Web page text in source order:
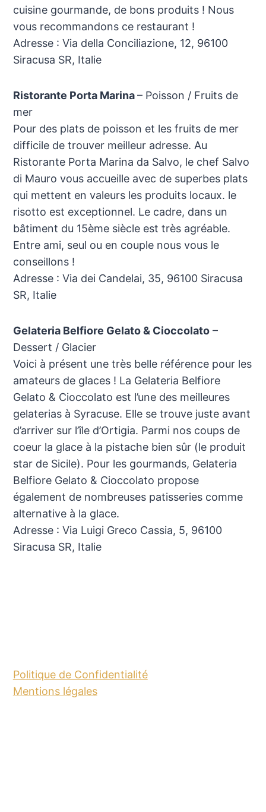
cuisine gourmande, de bons produits ! Nous
vous recommandons ce restaurant !
Adresse : Via della Conciliazione, 12, 96100
Siracusa SR, Italie
Ristorante Porta Marina– Poisson / Fruits de
mer
Pour des plats de poisson et les fruits de mer
difficile de trouver meilleur adresse. Au
Ristorante Porta Marina da Salvo, le chef Salvo
di Mauro vous accueille avec de superbes plats
qui mettent en valeurs les produits locaux. le
risotto est exceptionnel. Le cadre, dans un
bâtiment du 15ème siècle est très agréable.
Entre ami, seul ou en couple nous vous le
conseillons !
Adresse : Via dei Candelai, 35, 96100 Siracusa
SR, Italie
Gelateria Belfiore Gelato & Cioccolato–
Dessert / Glacier
Voici à présent une très belle référence pour les
amateurs de glaces ! La Gelateria Belfiore
Gelato & Cioccolato est l’une des meilleures
gelaterias à Syracuse. Elle se trouve juste avant
d’arriver sur l’île d’Ortigia. Parmi nos coups de
coeur la glace à la pistache bien sûr (le produit
star de Sicile). Pour les gourmands, Gelateria
Belfiore Gelato & Cioccolato propose
également de nombreuses patisseries comme
alternative à la glace.
Adresse : Via Luigi Greco Cassia, 5, 96100
Siracusa SR, Italie
Politique de Confidentialité
Mentions légales